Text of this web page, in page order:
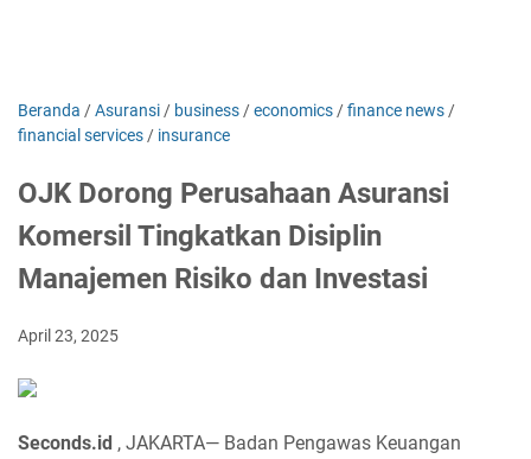
Beranda /Asuransi / business /economics /finance news /
financial services / insurance
OJK Dorong Perusahaan Asuransi
Komersil Tingkatkan Disiplin
Manajemen Risiko dan Investasi
April 23, 2025
Seconds.id , JAKARTA— Badan Pengawas Keuangan